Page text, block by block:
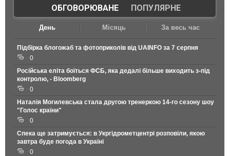
ОБГОВОРЮВАНЕ| ПОПУЛЯРНЕ
День Місяць За весь час
Підбірка блогожаб та фотоприколів від UAINFO за 7 серпня
0
Російська еліта боїться ФСБ, яка дедалі більше виходить з-під
контролю, - Bloomberg
0
Наталія Могилевська стала другою тренеркою 14-го сезону шоу
"Голос країни"
0
Спека ще затримується: в Укргідрометцентрі розповіли, якою
завтра буде погода в Україні
0